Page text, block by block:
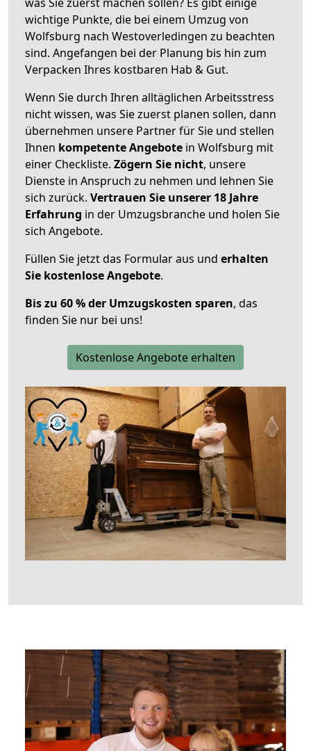
wichtige Punkte, die bei einem Umzug von
Wolfsburg nach Westoverledingen zu beachten
sind. Angefangen bei der Planung bis hin zum
Verpacken Ihres kostbaren Hab & Gut.
Wenn Sie durch Ihren alltäglichen Arbeitsstress
nicht wissen, was Sie zuerst planen sollen, dann
übernehmen unsere Partner für Sie und stellen
Ihnen kompetente Angebote in Wolfsburg mit
einer Checkliste. Zögern Sie nicht, unsere
Dienste in Anspruch zu nehmen und lehnen Sie
sich zurück. Vertrauen Sie unserer 18 Jahre
Erfahrung in der Umzugsbranche und holen Sie
sich Angebote.
Füllen Sie jetzt das Formular aus und erhalten
Sie kostenlose Angebote.
Bis zu 60 % der Umzugskosten sparen, das
finden Sie nur bei uns!
Kostenlose Angebote erhalten